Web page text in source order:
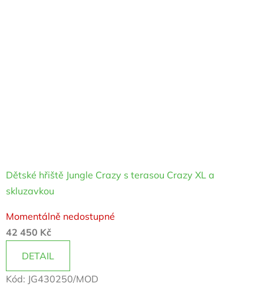
Dětské hřiště Jungle Crazy s terasou Crazy XL a
skluzavkou
hodnocení
produktu
4,0
z
Momentálně nedostupné
42 450 Kč
DETAIL
Kód: JG430250/MOD